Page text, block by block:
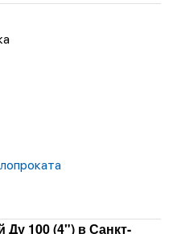
100 (4") в Санкт-